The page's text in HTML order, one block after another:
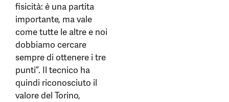
fisicità: è una partita
importante, ma vale
come tutte le altre e noi
dobbiamo cercare
sempre di ottenere i tre
punti”. Il tecnico ha
quindi riconosciuto il
valore del Torino,